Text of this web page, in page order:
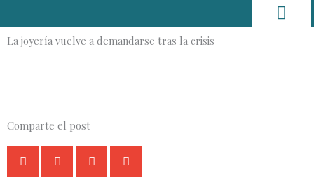
contenido
La joyería vuelve a demandarse tras la crisis
Comparte el post